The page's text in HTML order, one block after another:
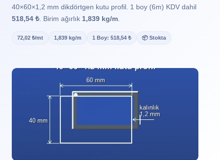
40×60×1,2 mm dikdörtgen kutu profil. 1 boy (6m) KDV dahil
518,54 ₺ . Birim ağırlık 1,839 kg/m
72,02 ₺/mt 1,839 kg/m 1 Boy: 518,54 ₺ 📦 Stokta